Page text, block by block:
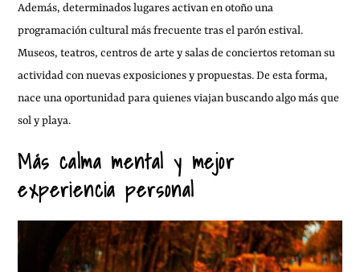
Además, determinados lugares activan en otoño una
programación cultural más frecuente tras el parón estival.
Museos, teatros, centros de arte y salas de conciertos retoman su
actividad con nuevas exposiciones y propuestas. De esta forma,
nace una oportunidad para quienes viajan buscando algo más que
sol y playa.
Más calma mental y mejor
experiencia personal